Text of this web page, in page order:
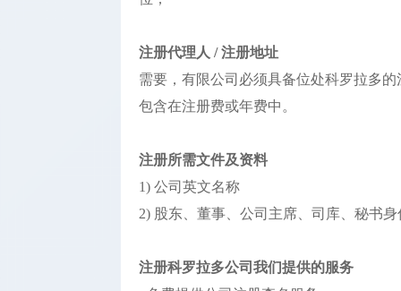
注册代理人 / 注册地址
需要，有限公司必须具备位处科罗拉多
包含在注册费或年费中。
注册所需文件及资料
1) 公司英文名称
2) 股东、董事、公司主席、司库、秘书
注册科罗拉多公司我们提供的服务